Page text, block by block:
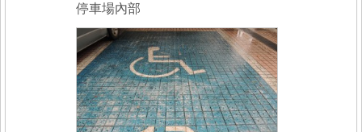
停車場內部